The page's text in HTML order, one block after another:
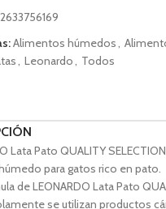
Alimentos húmedos,
, Leonardo, Todos
Lata Pato QUALITY
para gatos rico en pato.
de LEONARDO Lata Pato
se utilizan productos